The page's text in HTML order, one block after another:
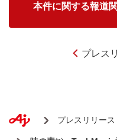
本件に関する報道
プレス
プレスリリース